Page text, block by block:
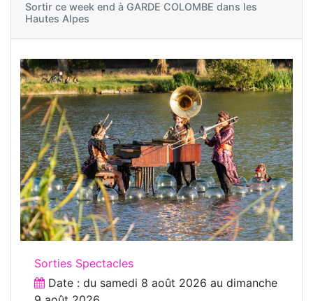
Sortir ce week end à GARDE COLOMBE dans les
Hautes Alpes
Sorties Spectacles
Date : du samedi 8 août 2026 au dimanche